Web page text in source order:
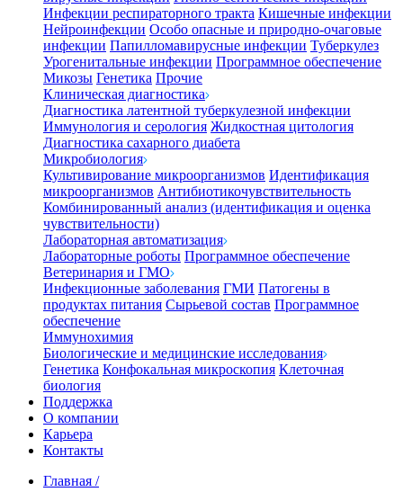
Инфекции респираторного тракта Кишечные инфекции
Нейроинфекции Особо опасные и природно-очаговые
инфекции Папилломавирусные инфекции Туберкулез
Урогенитальные инфекции Программное обеспечение
Микозы Генетика Прочие
Клиническая диагностика
Диагностика латентной туберкулезной инфекции
Иммунология и серология Жидкостная цитология
Диагностика сахарного диабета
Микробиология
Культивирование микроорганизмов Идентификация
микроорганизмов Антибиотикочувствительность
Комбинированный анализ (идентификация и оценка
чувствительности)
Лабораторная автоматизация
Лабораторные роботы Программное обеспечение
Ветеринария и ГМО
Инфекционные заболевания ГМИ Патогены в
продуктах питания Сырьевой состав Программное
обеспечение
Иммунохимия
Биологические и медицинские исследования
Генетика Конфокальная микроскопия Клеточная
биология
Поддержка
О компании
Карьера
Контакты
Главная /